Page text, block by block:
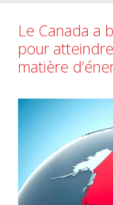
Le Canada a
pour
matière